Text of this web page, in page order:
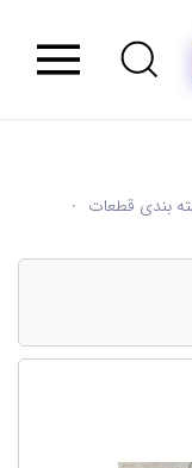
بندی قطعات